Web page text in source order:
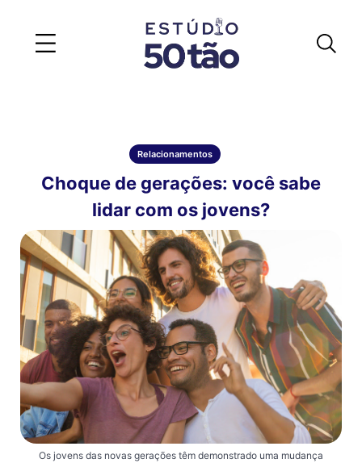
Relacionamentos
Choque de gerações: você sabe
lidar com os jovens?
Os jovens das novas gerações têm demonstrado uma mudança